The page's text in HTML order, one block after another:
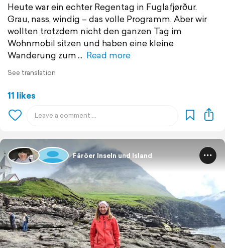
Heute war ein echter Regentag in Fuglafjørður.
Grau, nass, windig – das volle Programm. Aber wir
wollten trotzdem nicht den ganzen Tag im
Wohnmobil sitzen und haben eine kleine
Wanderung zum
Read more
See translation
11 likes
Färöer Inseln und Island